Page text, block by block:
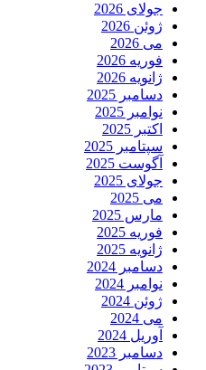
جولای 2026
ژوئن 2026
می 2026
فوریه 2026
ژانویه 2026
دسامبر 2025
نوامبر 2025
اکتبر 2025
سپتامبر 2025
آگوست 2025
جولای 2025
می 2025
مارس 2025
فوریه 2025
ژانویه 2025
دسامبر 2024
نوامبر 2024
ژوئن 2024
می 2024
آوریل 2024
دسامبر 2023